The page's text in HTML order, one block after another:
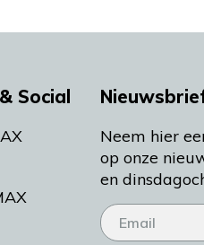
Social
Neem hier
op onze
en